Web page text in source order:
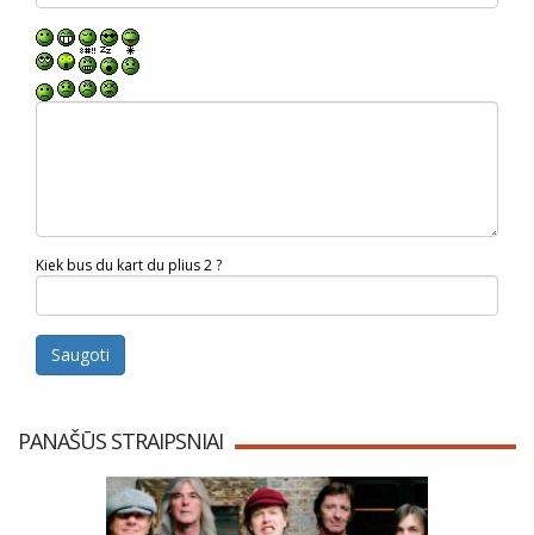
Kiek bus du kart du plius 2 ?
Saugoti
PANAŠŪS STRAIPSNIAI